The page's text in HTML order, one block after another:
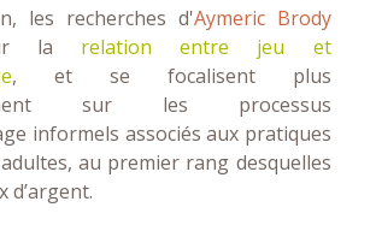
les recherches d'Aymeric Brody
la relation entre jeu et
, et se focalisent plus
sur les processus
informels associés aux pratiques
au premier rang desquelles
d’argent.